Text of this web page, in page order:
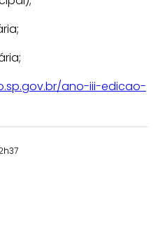
ano-iii-edicao-